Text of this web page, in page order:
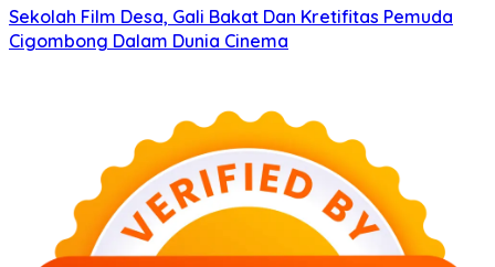
Sekolah Film Desa, Gali Bakat Dan Kretifitas Pemuda
Cigombong Dalam Dunia Cinema